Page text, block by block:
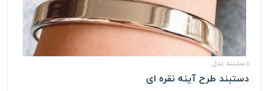
دستبند بدل
دستبند طرح آینه نقره ای